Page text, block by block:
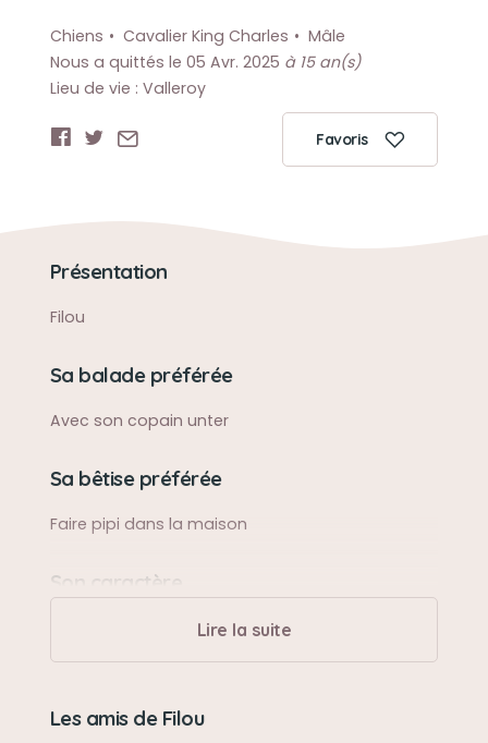
Chiens Cavalier King Charles
Mâle
Nous a quittés le 05 Avr. 2025 à 15 an(s)
Lieu de vie : Valleroy
Favoris
Présentation
Filou
Sa balade préférée
Avec son copain unter
Sa bêtise préférée
Faire pipi dans la maison
Son caractère
Affectueux sociable et gentil
Sa vache en peluche
Lire la suite
Les amis de Filou